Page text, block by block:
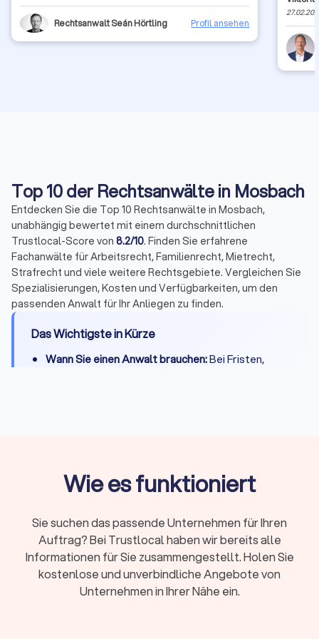
Rechtsanwalt Seán Hörtling Profil ansehen
für ein
leisten,
Top 10 der Rechtsanwälte in Mosbach
Entdecken Sie die Top 10 Rechtsanwälte in Mosbach,
unabhängig bewertet mit einem durchschnittlichen
Trustlocal-Score von 8.2/10. Finden Sie erfahrene
Fachanwälte für Arbeitsrecht, Familienrecht, Mietrecht,
Strafrecht und viele weitere Rechtsgebiete. Vergleichen Sie
Spezialisierungen, Kosten und Verfügbarkeiten, um den
passenden Anwalt für Ihr Anliegen zu finden.
Das Wichtigste in Kürze
Wann Sie einen Anwalt brauchen:Bei Fristen,
Fachanwalt:
24 Spezialisierungen in Deutschland,
nachgewiesene Expertise durch Fortbildungen
Euro) oder Pauschalpreise je nach Fall
Rechtsschutz:Prüfen Sie Versicherungsschutz
oder Prozesskostenhilfe bei geringem
Einkommen
Wie es funktioniert
Sie suchen das passende Unternehmen für Ihren
Auftrag? Bei Trustlocal haben wir bereits alle
Informationen für Sie zusammengestellt. Holen Sie
kostenlose und unverbindliche Angebote von
Unternehmen in Ihrer Nähe ein.